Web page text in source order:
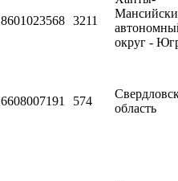
8601023568 3211
округ -
6608007191 574
область